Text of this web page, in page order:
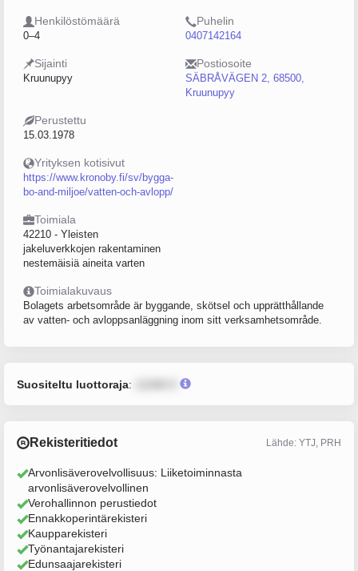
Henkilöstömäärä
0–4
Puhelin
0407142164
Sijainti
Kruunupyy
Postiosoite
SÄBRÅVÄGEN 2, 68500,
Kruunupyy
Perustettu
15.03.1978
Yrityksen kotisivut
https://www.kronoby.fi/sv/bygga-
bo-and-miljoe/vatten-och-avlopp/
Toimiala
42210 - Yleisten
jakeluverkkojen rakentaminen
nestemäisiä aineita varten
Toimialakuvaus
Bolagets arbetsområde är byggande, skötsel och upprätthållande
av vatten- och avloppsanläggning inom sitt verksamhetsområde.
Suositeltu luottoraja:
Rekisteritiedot Lähde: YTJ, PRH
Arvonlisäverovelvollisuus: Liiketoiminnasta
arvonlisäverovelvollinen
Verohallinnon perustiedot
Ennakkoperintärekisteri
Kaupparekisteri
Työnantajarekisteri
Edunsaajarekisteri